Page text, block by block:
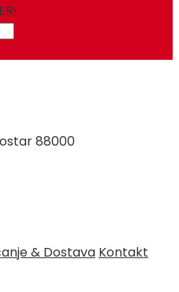
88000
& Dostava Kontakt